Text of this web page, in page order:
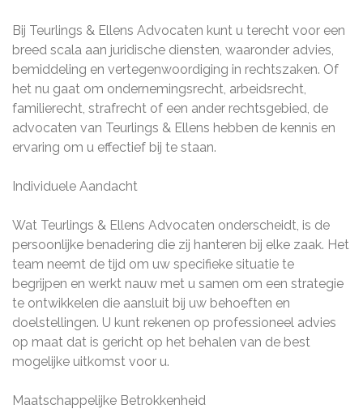
Bij Teurlings & Ellens Advocaten kunt u terecht voor een
breed scala aan juridische diensten, waaronder advies,
bemiddeling en vertegenwoordiging in rechtszaken. Of
het nu gaat om ondernemingsrecht, arbeidsrecht,
familierecht, strafrecht of een ander rechtsgebied, de
advocaten van Teurlings & Ellens hebben de kennis en
ervaring om u effectief bij te staan.
Individuele Aandacht
Wat Teurlings & Ellens Advocaten onderscheidt, is de
persoonlijke benadering die zij hanteren bij elke zaak. Het
team neemt de tijd om uw specifieke situatie te
begrijpen en werkt nauw met u samen om een strategie
te ontwikkelen die aansluit bij uw behoeften en
doelstellingen. U kunt rekenen op professioneel advies
op maat dat is gericht op het behalen van de best
mogelijke uitkomst voor u.
Maatschappelijke Betrokkenheid